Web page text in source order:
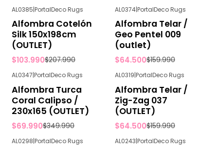
AL0385|PortalDeco Rugs
Alfombra Cotelón
Silk 150x198cm
(OUTLET)
$103.990$207.990
AL0374|PortalDeco Rugs
Alfombra Telar /
Geo Pentel 009
(outlet)
$64.500$159.990
AL0347|PortalDeco Rugs
Alfombra Turca
Coral Calipso /
230x165 (OUTLET)
$69.990$349.990
AL0319|PortalDeco Rugs
Alfombra Telar /
Zig-Zag 037
(OUTLET)
$64.500$159.990
AL0298|PortalDeco Rugs AL0243|PortalDeco Rugs